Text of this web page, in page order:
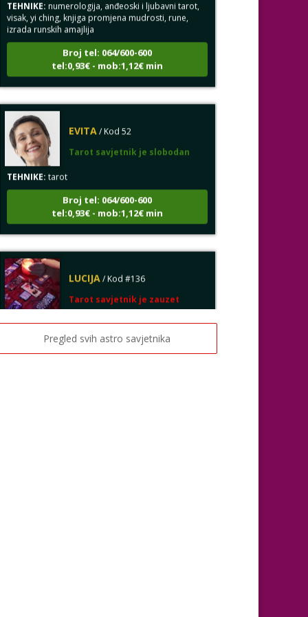
visak, yi ching, knjiga promjena mudrosti, rune,
izrada runskih amajlija
Broj tel: 064/600-600
tel:0,93€ - mob:1,12€ min
TEHNIKE:tarot
Broj tel: 064/600-600
tel:0,93€ - mob:1,12€ min
Tarot savjetnik je zauzet
TEHNIKE:sudbinske karte, anđeoske poruke
Broj tel: 064/600-600
tel:0,93€ - mob:1,12€ min
Pregled svih astro savjetnika